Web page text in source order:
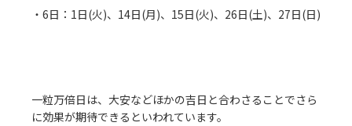
・6日：1日(火)、14日(月)、15日(火)、26日(土)、27日(日)
一粒万倍日は、大安などほかの吉日と合わさることでさら
に効果が期待できるといわれています。